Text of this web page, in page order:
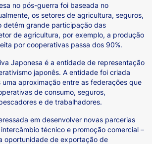
no pós-guerra foi baseada no
os setores de agricultura, seguros,
detêm grande participação das
de agricultura, por exemplo, a produção
por cooperativas passa dos 90%.
Japonesa é a entidade de representação
japonês. A entidade foi criada
aproximação entre as federações que
de consumo, seguros,
e de trabalhadores.
em desenvolver novas parcerias
técnico e promoção comercial –
oportunidade de exportação de